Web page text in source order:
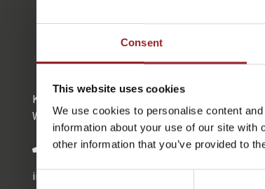
Consent
This website uses cookies
We use cookies to personalise content
information about your use of our site
other information that you’ve provided to
Consent
KONTAKTIEREN SIE UNS: PERSÖNLICH, DIREKT
WARTESCHLEIFE.
+49 (0)821 790040-0
info@